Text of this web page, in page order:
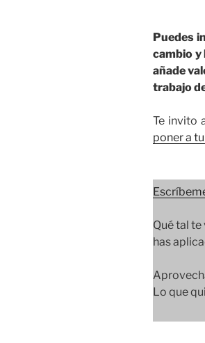
Puedes
cambio y
añade
trabajo
Te invito
poner a
Qué tal
has
Lo que